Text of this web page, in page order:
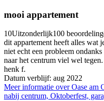
mooi appartement
10Uitzonderlijk100
dit appartement heeft alles wat
niet echt een probleem
naar het centrum viel wel
henk f.
Datum verblijf: aug 2022
Meer informatie over Oase am
nabij centrum, Oktoberfest,